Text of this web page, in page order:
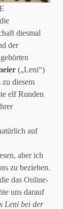
diesmal
der
(„Leni“)
diesem
elf Runden
auf
aber ich
zu beziehen.
das Online-
uns darauf
Leni bei der